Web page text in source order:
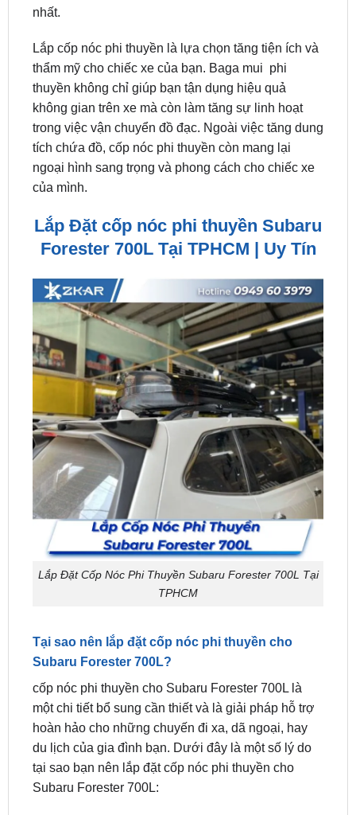
Lắp cốp nóc phi thuyền là lựa chọn tăng tiện ích và
thuyền không chỉ giúp bạn tận dụng hiệu quả
không gian trên xe mà còn làm tăng sự linh hoạt
trong việc vận chuyển đồ đạc. Ngoài việc tăng dung
tích chứa đồ, cốp nóc phi thuyền còn mang lại
ngoại hình sang trọng và phong cách cho chiếc xe
của mình.
Lắp Đặt cốp nóc phi thuyền Subaru
Lắp Đặt Cốp Nóc Phi Thuyền Subaru Forester 700L Tại
TPHCM
Tại sao nên lắp đặt cốp nóc phi thuyền cho
cốp nóc phi thuyền cho Subaru Forester 700L là
một chi tiết bổ sung cần thiết và là giải pháp hỗ trợ
hoàn hảo cho những chuyến đi xa, dã ngoại, hay
du lịch của gia đình bạn. Dưới đây là một số lý do
tại sao bạn nên lắp đặt cốp nóc phi thuyền cho
Subaru Forester 700L:
Tăng khả năng chở đồ: